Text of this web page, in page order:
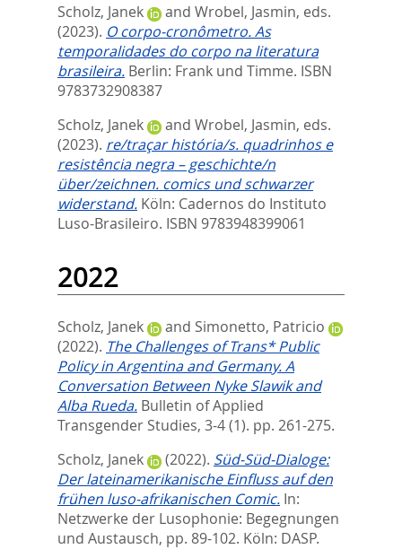
Scholz, Janek
and Wrobel, Jasmin, eds.
(2023). O corpo-cronômetro. As
temporalidades do corpo na literatura
brasileira. Berlin: Frank und Timme. ISBN
9783732908387
Scholz, Janek
and Wrobel, Jasmin, eds.
(2023). re/traçar história/s. quadrinhos e
resistência negra – geschichte/n
über/zeichnen. comics und schwarzer
widerstand. Köln: Cadernos do Instituto
Luso-Brasileiro. ISBN 9783948399061
2022
Scholz, Janek and Simonetto, Patricio
(2022). The Challenges of Trans* Public
Policy in Argentina and Germany. A
Conversation Between Nyke Slawik and
Alba Rueda. Bulletin of Applied
Transgender Studies, 3-4 (1). pp. 261-275.
Scholz, Janek
(2022). Süd-Süd-Dialoge:
Der lateinamerikanische Einfluss auf den
frühen luso-afrikanischen Comic. In:
Netzwerke der Lusophonie: Begegnungen
und Austausch, pp. 89-102. Köln: DASP.